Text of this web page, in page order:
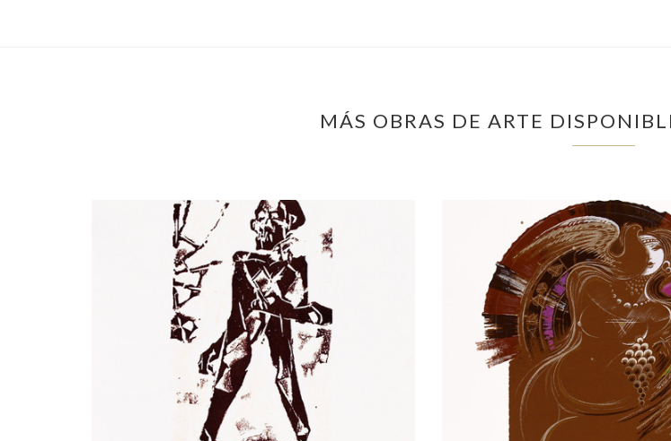
MÁS OBRAS DE ARTE